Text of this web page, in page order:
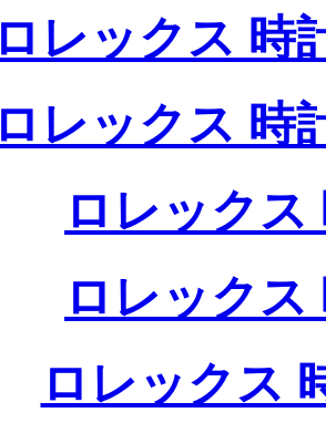
ロレックス 時
ロレックス 時
ロレックス
ロレックス
ロレックス